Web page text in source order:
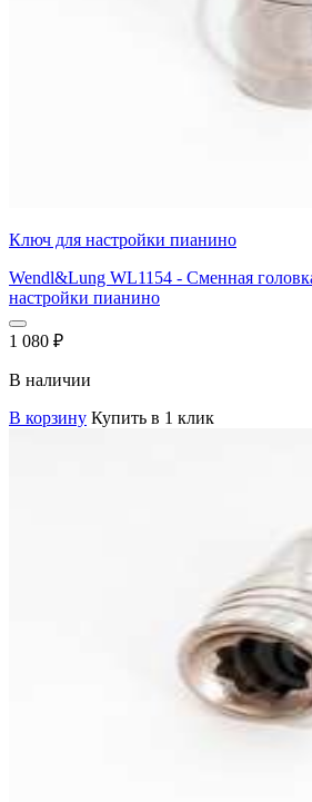
Ключ для настройки пианино
Wendl&Lung WL1154 - Сменная
настройки пианино
1 080 ₽
В наличии
В корзину Купить в 1 клик